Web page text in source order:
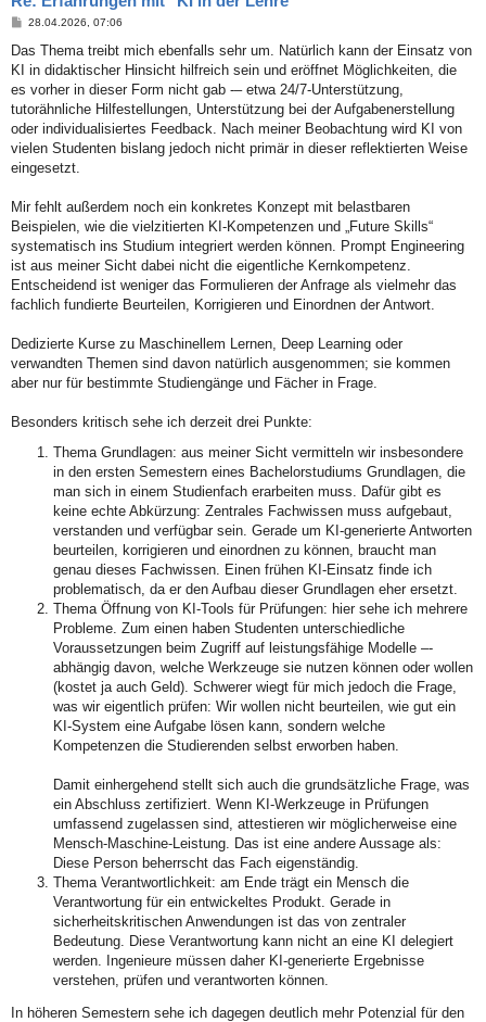
B
i
r
a
28.04.2026, 07:06
Das Thema treibt mich ebenfalls sehr um. Natürlich kann der Einsatz von
KI in didaktischer Hinsicht hilfreich sein und eröffnet Möglichkeiten, die
es vorher in dieser Form nicht gab -– etwa 24/7-Unterstützung,
tutorähnliche Hilfestellungen, Unterstützung bei der Aufgabenerstellung
oder individualisiertes Feedback. Nach meiner Beobachtung wird KI von
vielen Studenten bislang jedoch nicht primär in dieser reflektierten Weise
eingesetzt.
Mir fehlt außerdem noch ein konkretes Konzept mit belastbaren
Beispielen, wie die vielzitierten KI-Kompetenzen und „Future Skills“
systematisch ins Studium integriert werden können. Prompt Engineering
ist aus meiner Sicht dabei nicht die eigentliche Kernkompetenz.
Entscheidend ist weniger das Formulieren der Anfrage als vielmehr das
fachlich fundierte Beurteilen, Korrigieren und Einordnen der Antwort.
Dedizierte Kurse zu Maschinellem Lernen, Deep Learning oder
verwandten Themen sind davon natürlich ausgenommen; sie kommen
aber nur für bestimmte Studiengänge und Fächer in Frage.
Besonders kritisch sehe ich derzeit drei Punkte:
Thema Grundlagen: aus meiner Sicht vermitteln wir insbesondere
in den ersten Semestern eines Bachelorstudiums Grundlagen, die
man sich in einem Studienfach erarbeiten muss. Dafür gibt es
keine echte Abkürzung: Zentrales Fachwissen muss aufgebaut,
verstanden und verfügbar sein. Gerade um KI-generierte Antworten
beurteilen, korrigieren und einordnen zu können, braucht man
genau dieses Fachwissen. Einen frühen KI-Einsatz finde ich
problematisch, da er den Aufbau dieser Grundlagen eher ersetzt.
Thema Öffnung von KI-Tools für Prüfungen: hier sehe ich mehrere
Probleme. Zum einen haben Studenten unterschiedliche
Voraussetzungen beim Zugriff auf leistungsfähige Modelle –-
abhängig davon, welche Werkzeuge sie nutzen können oder wollen
(kostet ja auch Geld). Schwerer wiegt für mich jedoch die Frage,
was wir eigentlich prüfen: Wir wollen nicht beurteilen, wie gut ein
KI-System eine Aufgabe lösen kann, sondern welche
Kompetenzen die Studierenden selbst erworben haben.
Damit einhergehend stellt sich auch die grundsätzliche Frage, was
ein Abschluss zertifiziert. Wenn KI-Werkzeuge in Prüfungen
umfassend zugelassen sind, attestieren wir möglicherweise eine
Mensch-Maschine-Leistung. Das ist eine andere Aussage als:
Diese Person beherrscht das Fach eigenständig.
Thema Verantwortlichkeit: am Ende trägt ein Mensch die
Verantwortung für ein entwickeltes Produkt. Gerade in
sicherheitskritischen Anwendungen ist das von zentraler
Bedeutung. Diese Verantwortung kann nicht an eine KI delegiert
werden. Ingenieure müssen daher KI-generierte Ergebnisse
verstehen, prüfen und verantworten können.
In höheren Semestern sehe ich dagegen deutlich mehr Potenzial für den